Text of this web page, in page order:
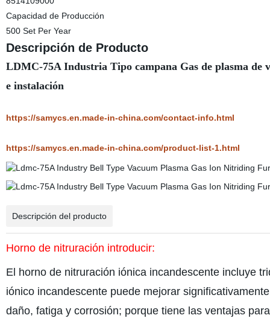
Capacidad de Producción
500 Set Per Year
Descripción de Producto
LDMC-75A Industria Tipo campana Gas de plasma
e instalación
https://samycs.en.made-in-china.com/contact-info.html
https://samycs.en.made-in-china.com/product-list-1.html
Descripción del producto
Horno de nitruración introducir:
El horno de nitruración iónica incandescente incluye
iónico incandescente puede mejorar
daño, fatiga y corrosión; porque tiene las ventajas